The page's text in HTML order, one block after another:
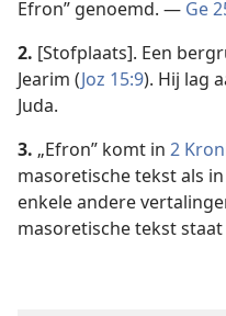
Efron” genoemd. — Ge
2. [Stofplaats]. Een
Jearim (Joz 15:9). Hij lag
Juda.
3. „Efron” komt in 2
masoretische tekst als
enkele andere
masoretische tekst